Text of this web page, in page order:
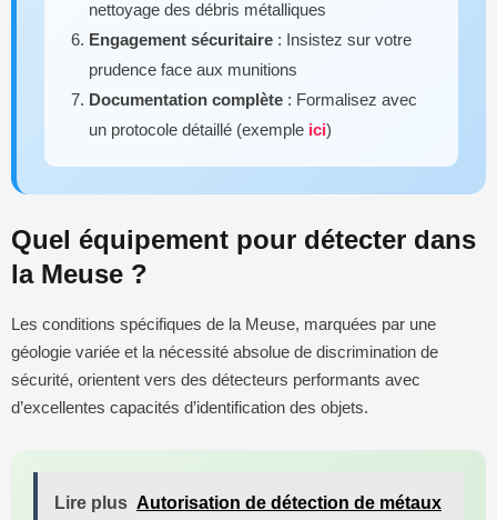
nettoyage des débris métalliques
Engagement sécuritaire : Insistez sur votre
prudence face aux munitions
Documentation complète : Formalisez avec
un protocole détaillé (exemple ici)
Quel équipement pour détecter dans
la Meuse ?
Les conditions spécifiques de la Meuse, marquées par une
géologie variée et la nécessité absolue de discrimination de
sécurité, orientent vers des détecteurs performants avec
d’excellentes capacités d’identification des objets.
Lire plus Autorisation de détection de métaux